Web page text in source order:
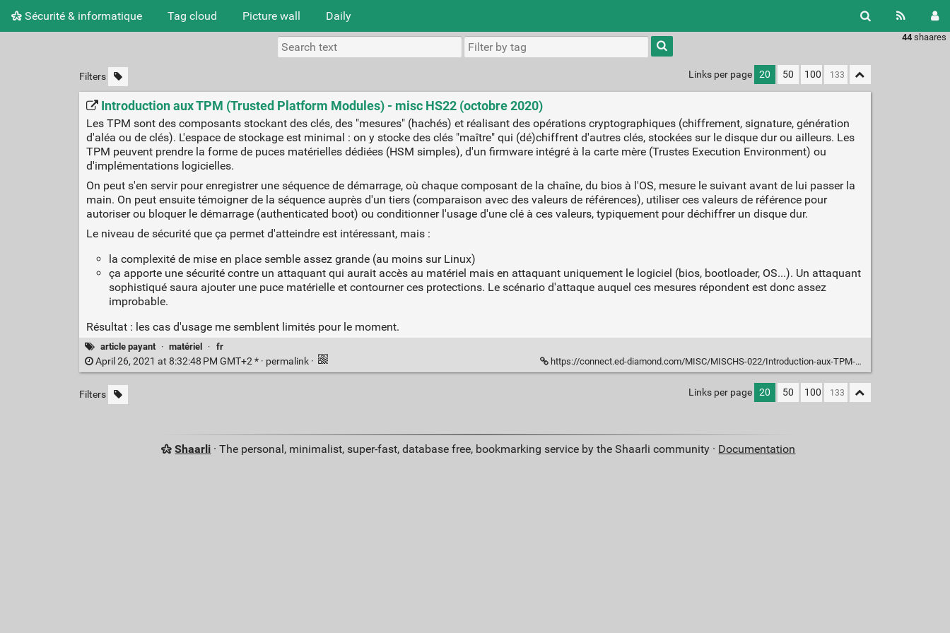
Sécurité & informatique Tag cloud Picture wall Daily
44 shaares
Type 1 or
more
characters
results.
Filters Links per page 20 50 100
Introduction aux TPM (Trusted Platform Modules) - misc HS22 (octobre 2020)
Les TPM sont des composants stockant des clés, des "mesures" (hachés) et réalisant des opérations cryptographiques (chiffrement, signature, génération
d'aléa ou de clés). L'espace de stockage est minimal : on y stocke des clés "maître" qui (dé)chiffrent d'autres clés, stockées sur le disque dur ou ailleurs. Les
TPM peuvent prendre la forme de puces matérielles dédiées (HSM simples), d'un firmware intégré à la carte mère (Trustes Execution Environment) ou
d'implémentations logicielles.
On peut s'en servir pour enregistrer une séquence de démarrage, où chaque composant de la chaîne, du bios à l'OS, mesure le suivant avant de lui passer la
main. On peut ensuite témoigner de la séquence auprès d'un tiers (comparaison avec des valeurs de références), utiliser ces valeurs de référence pour
autoriser ou bloquer le démarrage (authenticated boot) ou conditionner l'usage d'une clé à ces valeurs, typiquement pour déchiffrer un disque dur.
Le niveau de sécurité que ça permet d'atteindre est intéressant, mais :
la complexité de mise en place semble assez grande (au moins sur Linux)
ça apporte une sécurité contre un attaquant qui aurait accès au matériel mais en attaquant uniquement le logiciel (bios, bootloader, OS...). Un attaquant
sophistiqué saura ajouter une puce matérielle et contourner ces protections. Le scénario d'attaque auquel ces mesures répondent est donc assez
improbable.
Résultat : les cas d'usage me semblent limités pour le moment.
article payant · matériel · fr
April 26, 2021 at 8:32:48 PM GMT+2 * · permalink · https://connect.ed-diamond.com/MISC/MISCHS-022/Introduction-aux-TPM-Trusted-Platform-Modules
Filters Links per page 20 50 100
Shaarli · The personal, minimalist, super-fast, database free, bookmarking service by the Shaarli community · Documentation